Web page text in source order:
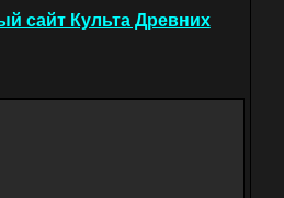
сайт Культа Древних